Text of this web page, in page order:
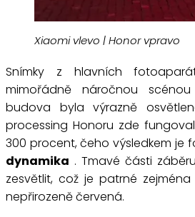
Xiaomi vlevo | Honor vpravo
Snímky z hlavních
mimořádně náročnou
budova byla výrazně
processing Honoru zde
300 procent, čeho výsledkem je
dynamika . Tmavé části
zesvětlit, což je patrné
nepřirozeně červená.